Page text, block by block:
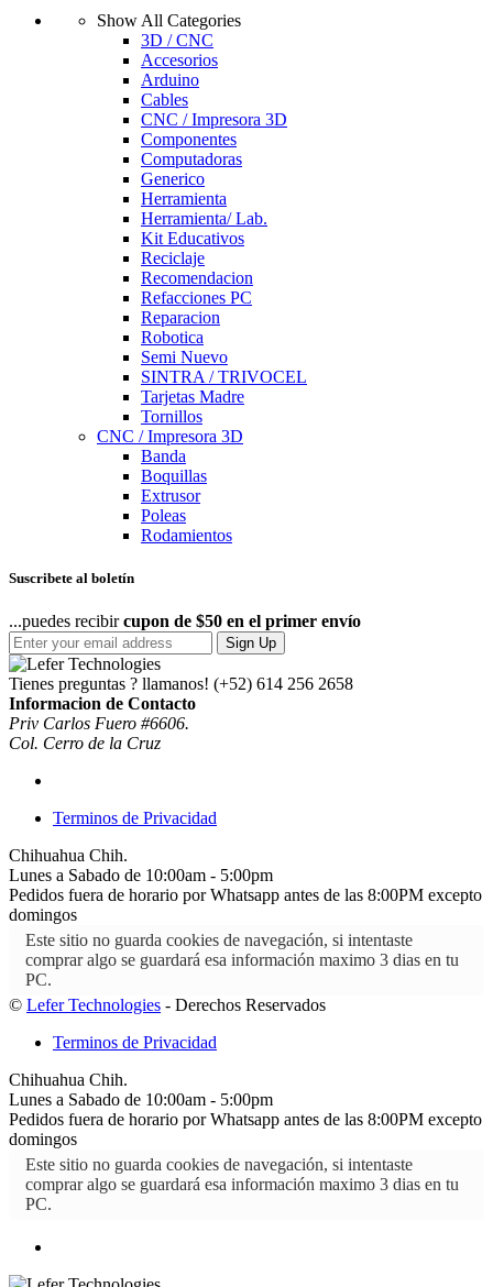
Show All Categories
3D / CNC
Accesorios
Arduino
Cables
CNC / Impresora 3D
Componentes
Computadoras
Generico
Herramienta
Herramienta/ Lab.
Kit Educativos
Reciclaje
Recomendacion
Refacciones PC
Reparacion
Robotica
Semi Nuevo
SINTRA / TRIVOCEL
Tarjetas Madre
Tornillos
CNC / Impresora 3D
Banda
Boquillas
Extrusor
Poleas
Rodamientos
Suscribete al boletín
...puedes recibircupon de $50 en el primer envío
Sign Up
Tienes preguntas ? llamanos! (+52) 614 256 2658
Informacion de Contacto
Priv Carlos Fuero #6606.
Col. Cerro de la Cruz
Terminos de Privacidad
Chihuahua Chih.
Lunes a Sabado de 10:00am - 5:00pm
Pedidos fuera de horario por Whatsapp antes de las 8:00PM excepto
domingos
Este sitio no guarda cookies de navegación, si intentaste
comprar algo se guardará esa información maximo 3 dias en tu
PC.
© Lefer Technologies - Derechos Reservados
Terminos de Privacidad
Chihuahua Chih.
Lunes a Sabado de 10:00am - 5:00pm
Pedidos fuera de horario por Whatsapp antes de las 8:00PM excepto
domingos
Este sitio no guarda cookies de navegación, si intentaste
comprar algo se guardará esa información maximo 3 dias en tu
PC.